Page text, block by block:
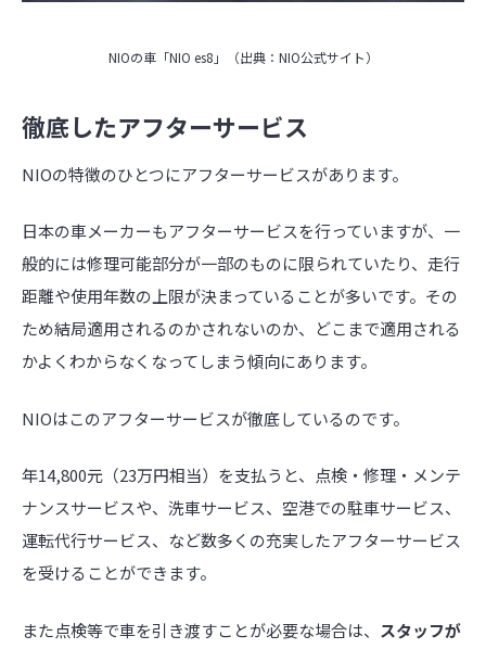
NIOの車「NIO es8」（出典：NIO公式サイト）
徹底したアフターサービス
NIOの特徴のひとつにアフターサービスがあります。
日本の車メーカーもアフターサービスを行っていますが、一
般的には修理可能部分が一部のものに限られていたり、走行
距離や使用年数の上限が決まっていることが多いです。その
ため結局適用されるのかされないのか、どこまで適用される
かよくわからなくなってしまう傾向にあります。
NIOはこのアフターサービスが徹底しているのです。
年14,800元（23万円相当）を支払うと、点検・修理・メンテ
ナンスサービスや、洗車サービス、空港での駐車サービス、
運転代行サービス、など数多くの充実したアフターサービス
を受けることができます。
また点検等で車を引き渡すことが必要な場合は、 スタッフが